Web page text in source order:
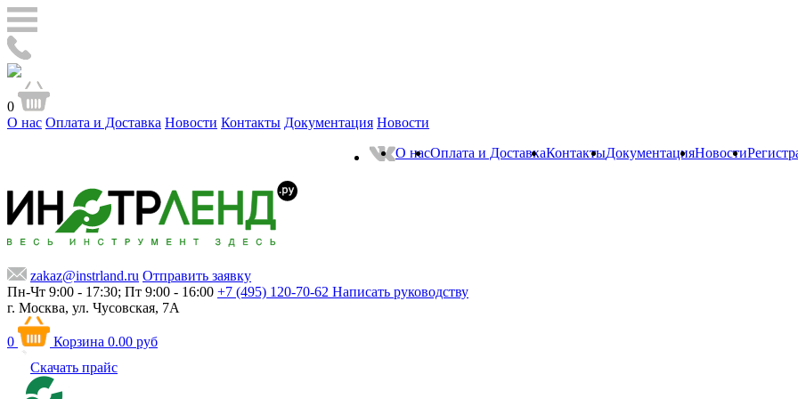
0
О нас Оплата и Доставка Новости Контакты Документация Новости
О насОплата и ДоставкаКонтактыДокументацияНовости
zakaz@instrland.ru Отправить заявку
Пн-Чт 9:00 - 17:30; Пт 9:00 - 16:00 +7 (495) 120-70-62 Написать руководству
г. Москва, ул. Чусовская, 7А
0 Корзина 0.00 руб
Скачать прайс